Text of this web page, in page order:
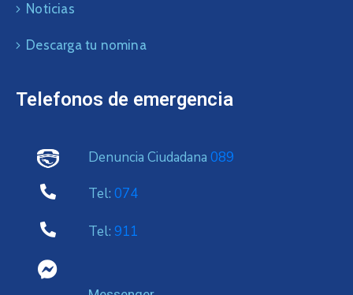
Noticias
Descarga tu nomina
Telefonos de emergencia
Denuncia Ciudadana 089
Tel: 074
Tel: 911